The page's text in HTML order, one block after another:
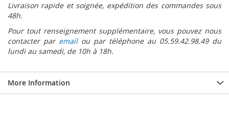
Livraison rapide et soignée, expédition des commandes sous
48h.
Pour tout renseignement supplémentaire, vous pouvez nous
contacter par email ou par téléphone au 05.59.42.98.49 du
lundi au samedi, de 10h à 18h.
More Information